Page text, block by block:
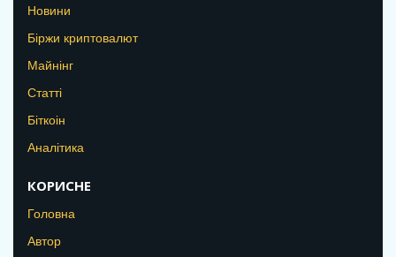
Новини
Біржи криптовалют
Майнінг
Статті
Біткоін
Аналітика
КОРИСНЕ
Головна
Автор